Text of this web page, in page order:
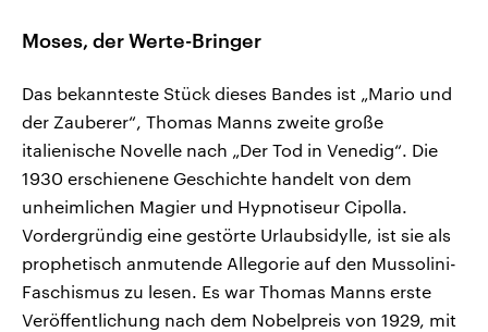
Moses, der Werte-Bringer
Das bekannteste Stück dieses Bandes ist „Mario und
der Zauberer“, Thomas Manns zweite große
italienische Novelle nach „Der Tod in Venedig“. Die
1930 erschienene Geschichte handelt von dem
unheimlichen Magier und Hypnotiseur Cipolla.
Vordergründig eine gestörte Urlaubsidylle, ist sie als
prophetisch anmutende Allegorie auf den Mussolini-
Faschismus zu lesen. Es war Thomas Manns erste
Veröffentlichung nach dem Nobelpreis von 1929, mit